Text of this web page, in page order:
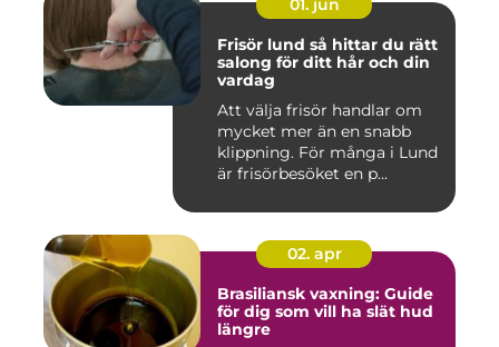
01. jun
Frisör lund så hittar du rätt
salong för ditt hår och din
vardag
Att välja frisör handlar om
mycket mer än en snabb
klippning. För många i Lund
är frisörbesöket en p...
02. apr
Brasiliansk vaxning: Guide
för dig som vill ha slät hud
längre